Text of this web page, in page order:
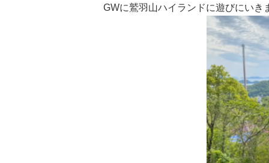
GWに鷲羽山ハイランドに遊びにいき